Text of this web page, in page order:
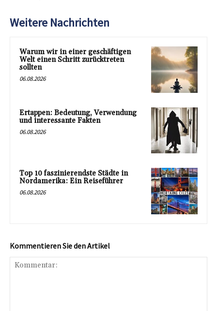
Weitere Nachrichten
Warum wir in einer geschäftigen
Welt einen Schritt zurücktreten
sollten
06.08.2026
Ertappen: Bedeutung, Verwendung
und interessante Fakten
06.08.2026
Top 10 faszinierendste Städte in
Nordamerika: Ein Reiseführer
06.08.2026
Kommentieren Sie den Artikel